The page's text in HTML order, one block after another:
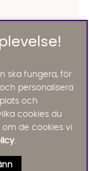
ska fungera, för
personalisera
och
cookies du
de cookies vi
.